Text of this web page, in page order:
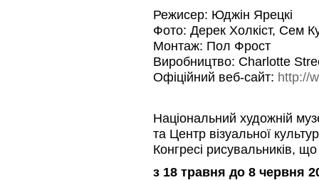
Режисер: Юджін Ярецкі
Фото: Дерек Холкіст, Сем
Монтаж: Пол Фрост
Виробництво: Charlotte
Офіційний веб-сайт: http://
Національний художній
та Центр візуальної
Конгресі рисувальників,
з 18 травня до 8 червня